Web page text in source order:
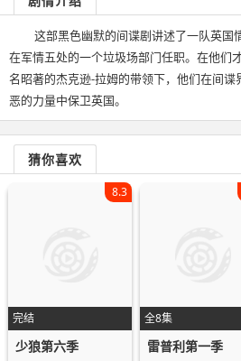
这部黑色幽默的间谍剧讲述了一队英国
在军情五处的一个垃圾场部门任职。在他们
名昭著的杰克逊-拉姆的带领下，他们在间
恶的力量中保卫英国。
猜你喜欢
完结
8.3
少狼第六季
全8集
雷普利第一季